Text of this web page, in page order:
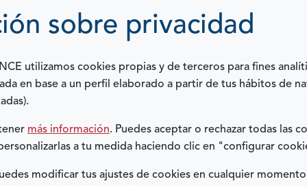
sobre privacidad
utilizamos cookies propias y de terceros para fines
en base a un perfil elaborado a partir de tus hábitos de
más información. Puedes aceptar o rechazar todas las
a tu medida haciendo clic en "configurar
modificar tus ajustes de cookies en cualquier
PARA TODOS
subsistemas y procesos [1]. Para abordar esta
el atractivo, la accesibilidad, la inclusión y la...